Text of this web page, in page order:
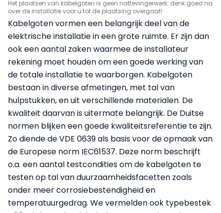
Het plaatsen van kabelgoten is geen nattevingerwerk: denk goed na
over de installatie voor u tot de plaatsing overgaat!
Kabelgoten vormen een belangrijk deel van de
elektrische installatie in een grote ruimte. Er zijn dan
ook een aantal zaken waarmee de installateur
rekening moet houden om een goede werking van
de totale installatie te waarborgen. Kabelgoten
bestaan in diverse afmetingen, met tal van
hulpstukken, en uit verschillende materialen. De
kwaliteit daarvan is uitermate belangrijk. De Duitse
normen blijken een goede kwaliteitsreferentie te zijn.
Zo diende de VDE 0639 als basis voor de opmaak van
de Europese norm IEC61537. Deze norm beschrijft
o.a. een aantal testcondities om de kabelgoten te
testen op tal van duurzaamheidsfacetten zoals
onder meer corrosiebestendigheid en
temperatuurgedrag. We vermelden ook typebestek